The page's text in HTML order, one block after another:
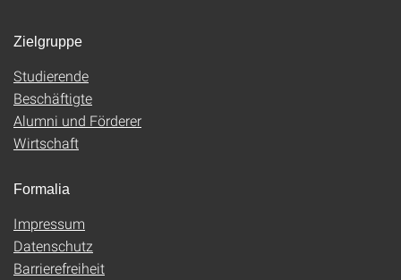
Zielgruppe
Studierende
Beschäftigte
Alumni und Förderer
Wirtschaft
Formalia
Impressum
Datenschutz
Barrierefreiheit